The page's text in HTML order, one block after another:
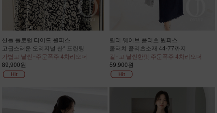
산들 플로럴 티어드 원피스
고급스러운 오리지널 산* 프린팅
가볍고 날씬~주문폭주 4차리오더
89,900원
릴리 웨이브 플리츠 원피스
쿨터치 플리츠소재 44-77까지
길~고 날씬한핏 주문폭주 4차리오더
59,900원